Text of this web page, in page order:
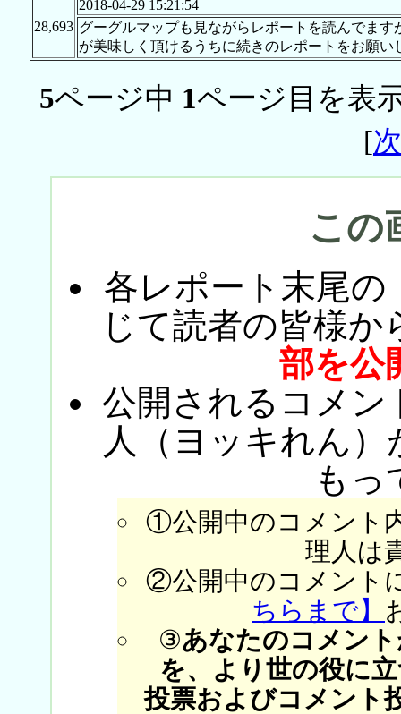
28,693
2018-04-29 15:21:54
グーグルマップも見ながらレポートを読んでま
が美味しく頂けるうちに続きのレポートをお願い
5ページ中 1ページ目を表
[
この
各レポート末尾の
じて読者の皆様か
部を公
公開されるコメン
人（ヨッキれん
もっ
①公開中のコメント
理人は
②公開中のコメント
ちらまで】
③あなたのコメン
を、より世の役に
投票およびコメント